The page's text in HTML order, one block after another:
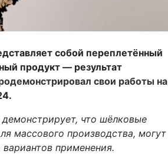
собой переплетённый
продукт — результат
свои работы на
что шёлковые
массового производства, могут
применения.